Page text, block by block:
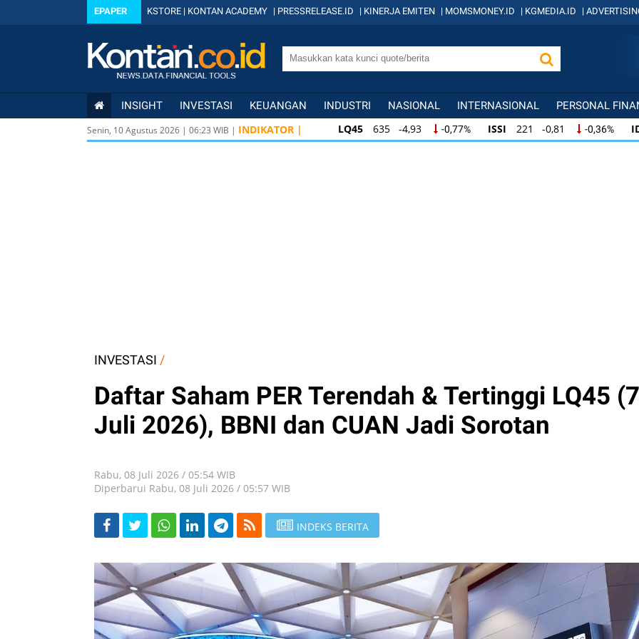
EPAPER KSTORE | KONTAN ACADEMY | PRESSRELEASE.ID | KINERJA EMITEN | MOMSMONEY.ID | KGMEDIA.ID |
INSIGHT INVESTASI KEUANGAN INDUSTRI NASIONAL INTERNASIONAL PERSONAL
Senin, 10 Agustus 2026 | 06:23 WIB | INDIKATOR | LQ45 635 -4,93 -0,77% ISSI 221 -0,81 -0,36%
LQ45
635 -4,93 -0,77% ISSI 221 -0,81 -0,36%
INVESTASI /
Daftar Saham PER Terendah & Tertinggi LQ45 (7
Juli 2026), BBNI dan CUAN Jadi Sorotan
Rabu, 08 Juli 2026 / 05:54 WIB
Diperbarui Rabu, 08 Juli 2026 / 05:57 WIB
INDEKS BERITA